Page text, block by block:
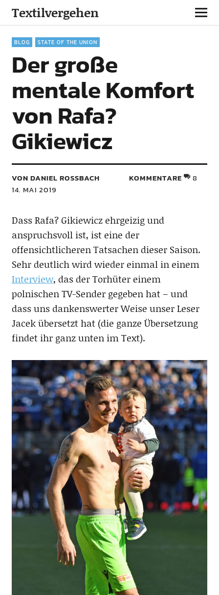
Textilvergehen
BLOG STATE OF THE UNION
Der große
mentale Komfort
von Rafa?
Gikiewicz
VON DANIEL ROSSBACH
14. MAI 2019
KOMMENTARE 8
Dass Rafa? Gikiewicz ehrgeizig und
anspruchsvoll ist, ist eine der
offensichtlicheren Tatsachen dieser Saison.
Sehr deutlich wird wieder einmal in einem
Interview, das der Torhüter einem
polnischen TV-Sender gegeben hat – und
dass uns dankenswerter Weise unser Leser
Jacek übersetzt hat (die ganze Übersetzung
findet ihr ganz unten im Text).